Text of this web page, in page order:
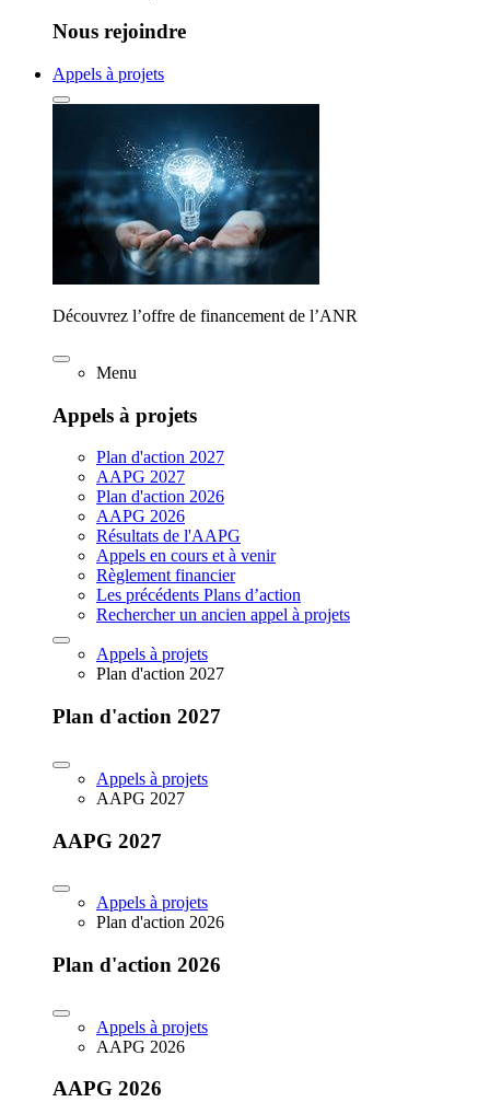
Nous rejoindre
Appels à projets
Découvrez l’offre de financement de l’ANR
Menu
Appels à projets
Plan d'action 2027
AAPG 2027
Plan d'action 2026
AAPG 2026
Résultats de l'AAPG
Appels en cours et à venir
Règlement financier
Les précédents Plans d’action
Rechercher un ancien appel à projets
Appels à projets
Plan d'action 2027
Plan d'action 2027
Appels à projets
AAPG 2027
AAPG 2027
Appels à projets
Plan d'action 2026
Plan d'action 2026
Appels à projets
AAPG 2026
AAPG 2026